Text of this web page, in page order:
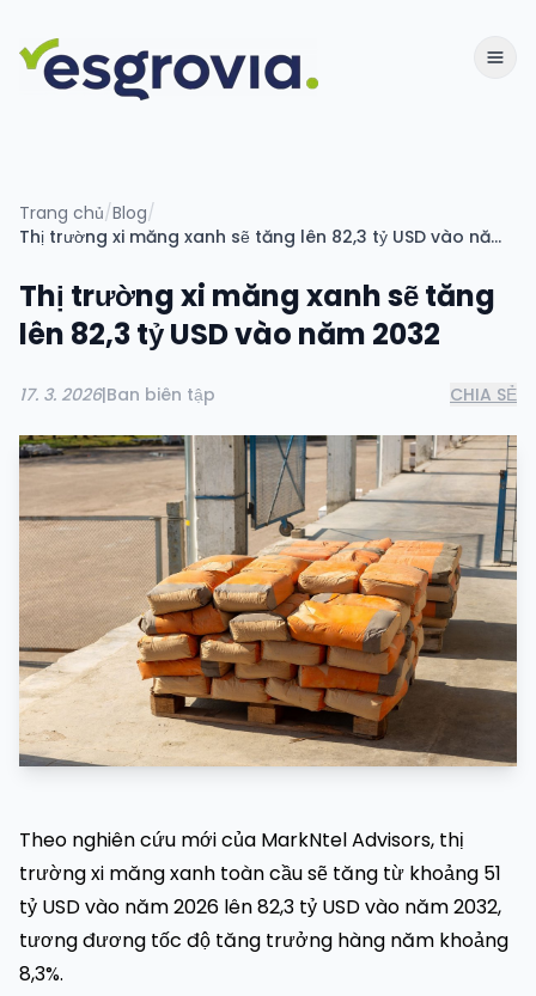
Trang chủ/Blog/
Thị trường xi măng xanh sẽ tăng lên 82,3 tỷ USD vào năm 2032
Thị trường xi măng xanh sẽ tăng
lên 82,3 tỷ USD vào năm 2032
17. 3. 2026|Ban biên tập CHIA SẺ
Theo nghiên cứu mới của MarkNtel Advisors, thị
trường xi măng xanh toàn cầu sẽ tăng từ khoảng 51
tỷ USD vào năm 2026 lên 82,3 tỷ USD vào năm 2032,
tương đương tốc độ tăng trưởng hàng năm khoảng
8,3%.